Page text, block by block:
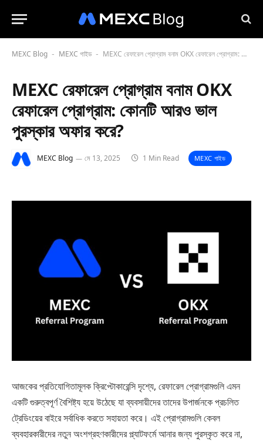
MEXC Blog - MEXC গাইড - MEXC রেফারেল প্রোগ্রাম বনাম OKX রেফারেল প্রোগ্রাম: কোনটি আরও ভাল পুরস্কার অফার করে?
MEXC রেফারেল প্রোগ্রাম বনাম OKX
রেফারেল প্রোগ্রাম: কোনটি আরও ভাল
পুরস্কার অফার করে?
MEXC Blog মে 13, 2025 1 Min Read MEXC গাইড
আজকের প্রতিযোগিতামূলক ক্রিপ্টোকারেন্সি দৃশ্যে, রেফারেল প্রোগ্রামগুলি এমন
একটি গুরুত্বপূর্ণ বৈশিষ্ট্য হয়ে উঠেছে যা ব্যবসায়ীদের তাদের উপার্জনকে প্রচলিত
ট্রেডিংয়ের বাইরে সর্বাধিক করতে সহায়তা করে। এই প্রোগ্রামগুলি কেবল
ব্যবহারকারীদের নতুন অংশগ্রহণকারীদের প্ল্যাটফর্মে আনার জন্য পুরস্কৃত করে না,